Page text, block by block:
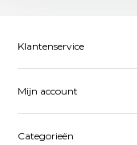
Klantenservice
Mijn account
Categorieën